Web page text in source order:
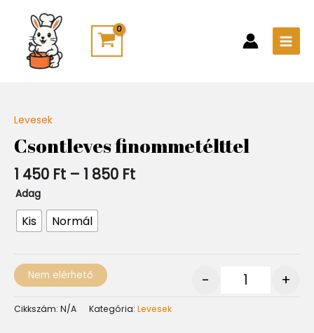
content
Levesek
Csontleves finommetélttel
1 450 Ft – 1 850 Ft
450 Ft
-
1
Adag
Kis Normál
- +
Nem elérhető
Cikkszám: N/A Kategória: Levesek